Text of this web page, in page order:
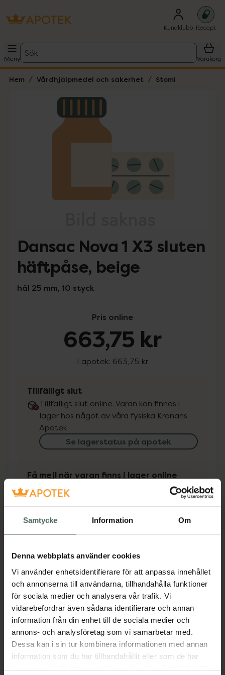
Samtycke Information Om
Denna webbplats använder cookies
Vi använder enhetsidentifierare för att anpassa innehållet
och annonserna till användarna, tillhandahålla funktioner
för sociala medier och analysera vår trafik. Vi
vidarebefordrar även sådana identifierare och annan
information från din enhet till de sociala medier och
annons- och analysföretag som vi samarbetar med.
Dessa kan i sin tur kombinera informationen med annan
information som du har tillhandahållit eller som de har
samlat in när du har använt deras tjänster. Samtycke till
Kundklubb Recept
Meny
Sök
Varukorg
Hem Vårdhjälpmedel och säkerhet Stomi
Lista: . Innehåller 1 objekt.
Dansac Nova 1 X3 sluten
häftpåse, beige
hål 25 mm, 10 styck
Pris online
663,75 kr
I apotek: 663,75 kr
Tillfälligt slut
Tillfälligt slut online. Varan kan finnas i
lager hos något av våra fysiska Kronans
Apotek.
Se lagerstatus på apotek
Få mejl när varan finns i lager online
Din e-postadress
Jag accepterar villkoren
Aktuella erbjudanden
Beskrivning Dölj
Jämförpris 66,38 kr/st
EAN:05709817346268
Kategorier: